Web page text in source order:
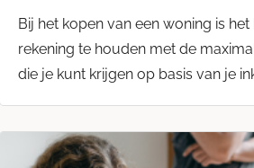
Bij het kopen van een woning is
rekening te houden met de
die je kunt krijgen op basis van je